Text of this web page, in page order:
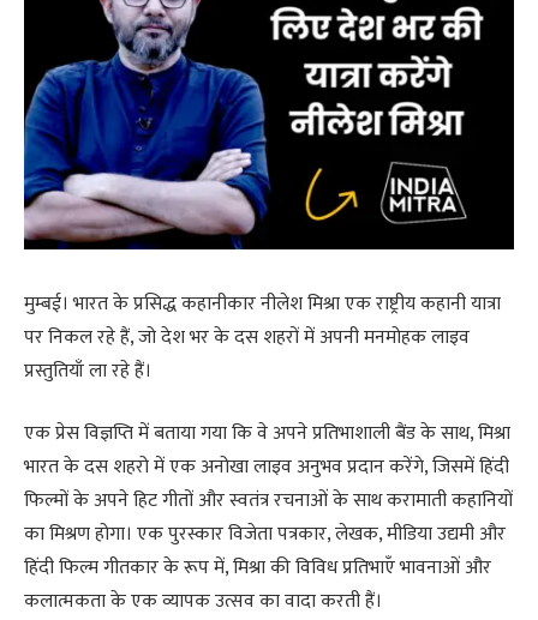
मुम्बई। भारत के प्रसिद्ध कहानीकार नीलेश मिश्रा एक राष्ट्रीय कहानी यात्रा
पर निकल रहे हैं, जो देश भर के दस शहरों में अपनी मनमोहक लाइव
प्रस्तुतियाँ ला रहे हैं।
एक प्रेस विज्ञप्ति में बताया गया कि वे अपने प्रतिभाशाली बैंड के साथ, मिश्रा
भारत के दस शहरो में एक अनोखा लाइव अनुभव प्रदान करेंगे, जिसमें हिंदी
फिल्मों के अपने हिट गीतों और स्वतंत्र रचनाओं के साथ करामाती कहानियों
का मिश्रण होगा। एक पुरस्कार विजेता पत्रकार, लेखक, मीडिया उद्यमी और
हिंदी फिल्म गीतकार के रूप में, मिश्रा की विविध प्रतिभाएँ भावनाओं और
कलात्मकता के एक व्यापक उत्सव का वादा करती हैं।